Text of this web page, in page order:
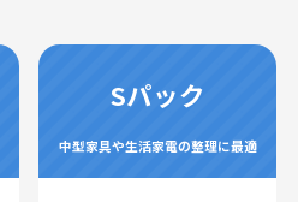
Sパック
中型家具や生活家電の整理に最適